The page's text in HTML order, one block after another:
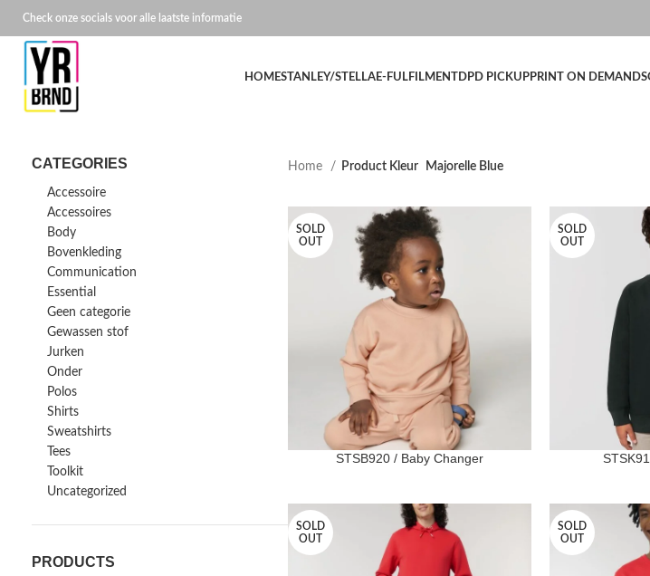
Check onze socials voor alle laatste informatie
HOMESTANLEY/STELLAE-FULFILMENT DPD PICKUPPRINT ON DEMAND
CATEGORIES
Accessoire
Accessoires
Body
Bovenkleding
Communication
Essential
Geen categorie
Gewassen stof
Jurken
Onder
Polos
Shirts
Sweatshirts
Tees
Toolkit
Uncategorized
PRODUCTS
Home Product Kleur Majorelle Blue
SOLD
OUT
STSB920 / Baby Changer
SOLD
OUT
SOLD
OUT
SOLD
OUT